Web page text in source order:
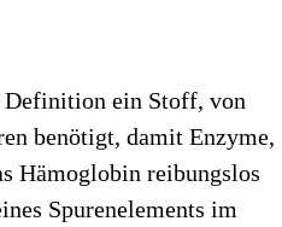
Definition ein Stoff, von
benötigt, damit Enzyme,
Hämoglobin reibungslos
Spurenelements im